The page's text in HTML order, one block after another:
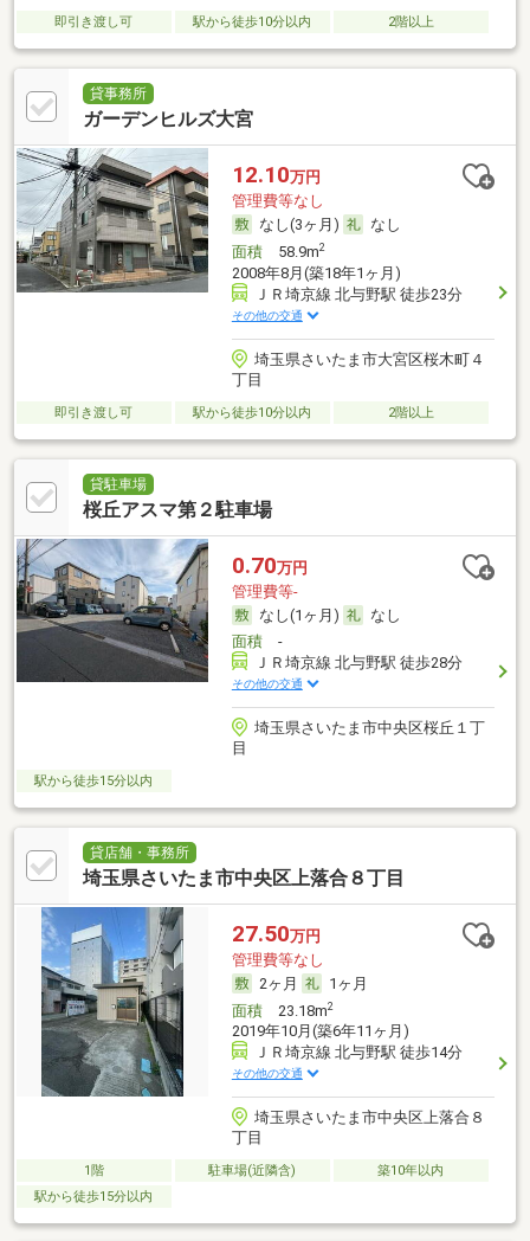
即引き渡し可 駅から徒歩10分以内 2階以上
貸事務所
ガーデンヒルズ大宮
12.10万円
管理費等なし
なし(3ヶ月)
なし
面積58.9m2
2008年8月(築18年1ヶ月)
ＪＲ埼京線 北与野駅 徒歩23分
その他の交通
埼玉県さいたま市大宮区桜木町４
丁目
即引き渡し可 駅から徒歩10分以内 2階以上
貸駐車場
桜丘アスマ第２駐車場
0.70万円
管理費等-
なし(1ヶ月)
なし
面積-
ＪＲ埼京線 北与野駅 徒歩28分
その他の交通
埼玉県さいたま市中央区桜丘１丁
目
駅から徒歩15分以内
貸店舗・事務所
埼玉県さいたま市中央区上落合８丁目
27.50万円
管理費等なし
2ヶ月
1ヶ月
面積23.18m2
2019年10月(築6年11ヶ月)
ＪＲ埼京線 北与野駅 徒歩14分
その他の交通
埼玉県さいたま市中央区上落合８
丁目
1階 駐車場(近隣含)
築10年以内
駅から徒歩15分以内